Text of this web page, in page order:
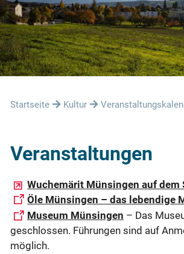
Startseite Kultur
Veranstaltungen
Wuchemärit Münsingen auf
Öle Münsingen – das lebendige
Museum Münsingen – Das
geschlossen. Führungen sind auf
möglich.